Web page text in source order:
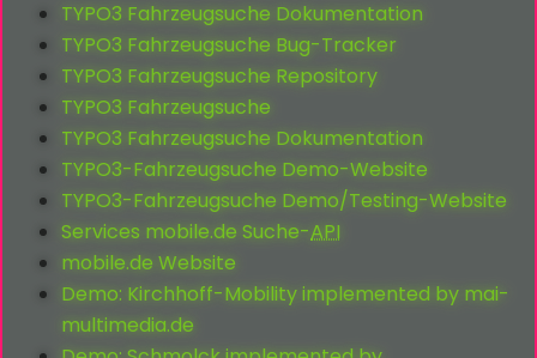
TYPO3 Fahrzeugsuche Dokumentation
TYPO3 Fahrzeugsuche Bug-Tracker
TYPO3 Fahrzeugsuche Repository
TYPO3 Fahrzeugsuche
TYPO3 Fahrzeugsuche Dokumentation
TYPO3-Fahrzeugsuche Demo-Website
TYPO3-Fahrzeugsuche Demo/Testing-Website
Services mobile.de Suche-API
mobile.de Website
Demo: Kirchhoff-Mobility implemented by mai-
multimedia.de